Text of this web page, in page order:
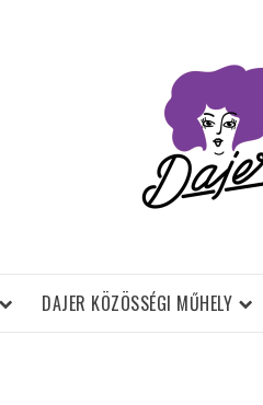
DAJER KÖZÖSSÉGI MŰHELY